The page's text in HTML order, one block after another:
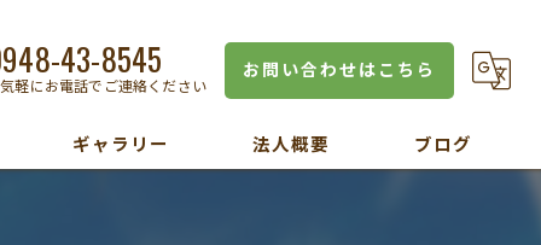
43-8545
軽にお電話でご連絡ください
お問い合わせはこちら
ギャラリー 法人概要 ブログ